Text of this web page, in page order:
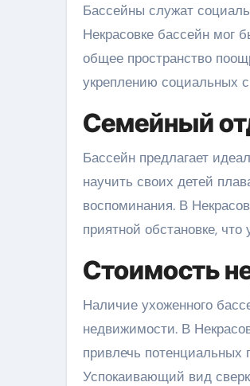
Бассейны служат
Некрасовке бассейн мог
общее пространство
укреплению социальных
Семейный
Бассейн предлагает
научить своих детей
воспоминания. В
приятной обстановке,
Стоимость
Наличие ухоженного
недвижимости. В
привлечь потенциальных
Успокаивающий вид